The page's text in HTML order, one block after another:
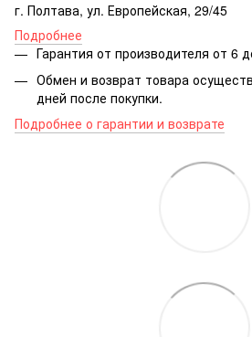
г. Полтава, ул. Европейская, 29/45
Подробнее
Гарантия от производителя от 6
Обмен и возврат товара
дней после покупки.
Подробнее о гарантии и возврате